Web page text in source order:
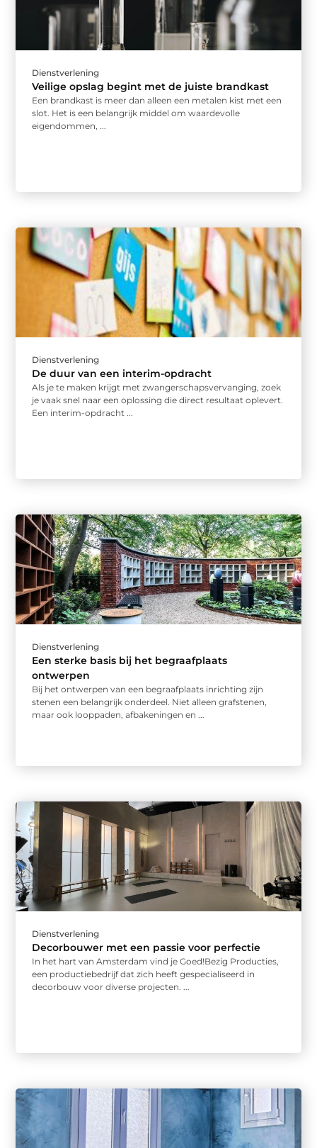
Dienstverlening
Veilige opslag begint met de juiste brandkast
Een brandkast is meer dan alleen een metalen kist met een
slot. Het is een belangrijk middel om waardevolle
eigendommen, ...
Dienstverlening
De duur van een interim-opdracht
Als je te maken krijgt met zwangerschapsvervanging, zoek
je vaak snel naar een oplossing die direct resultaat oplevert.
Een interim-opdracht ...
Dienstverlening
Een sterke basis bij het begraafplaats
ontwerpen
Bij het ontwerpen van een begraafplaats inrichting zijn
stenen een belangrijk onderdeel. Niet alleen grafstenen,
maar ook looppaden, afbakeningen en ...
Dienstverlening
Decorbouwer met een passie voor perfectie
In het hart van Amsterdam vind je Goed!Bezig Producties,
een productiebedrijf dat zich heeft gespecialiseerd in
decorbouw voor diverse projecten. ...